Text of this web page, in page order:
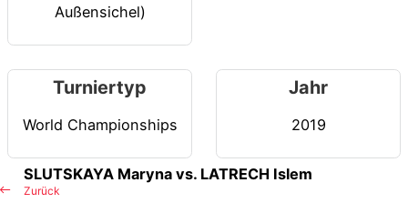
Außensichel)
Turniertyp
World Championships
Jahr
2019
Zurück
SLUTSKAYA Maryna vs. LATRECH Islem